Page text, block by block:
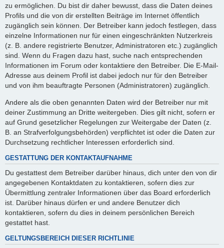
zu ermöglichen. Du bist dir daher bewusst, dass die Daten deines
Profils und die von dir erstellten Beiträge im Internet öffentlich
zugänglich sein können. Der Betreiber kann jedoch festlegen, dass
einzelne Informationen nur für einen eingeschränkten Nutzerkreis
(z. B. andere registrierte Benutzer, Administratoren etc.) zugänglich
sind. Wenn du Fragen dazu hast, suche nach entsprechenden
Informationen im Forum oder kontaktiere den Betreiber. Die E-Mail-
Adresse aus deinem Profil ist dabei jedoch nur für den Betreiber
und von ihm beauftragte Personen (Administratoren) zugänglich.
Andere als die oben genannten Daten wird der Betreiber nur mit
deiner Zustimmung an Dritte weitergeben. Dies gilt nicht, sofern er
auf Grund gesetzlicher Regelungen zur Weitergabe der Daten (z.
B. an Strafverfolgungsbehörden) verpflichtet ist oder die Daten zur
Durchsetzung rechtlicher Interessen erforderlich sind.
GESTATTUNG DER KONTAKTAUFNAHME
Du gestattest dem Betreiber darüber hinaus, dich unter den von dir
angegebenen Kontaktdaten zu kontaktieren, sofern dies zur
Übermittlung zentraler Informationen über das Board erforderlich
ist. Darüber hinaus dürfen er und andere Benutzer dich
kontaktieren, sofern du dies in deinem persönlichen Bereich
gestattet hast.
GELTUNGSBEREICH DIESER RICHTLINIE